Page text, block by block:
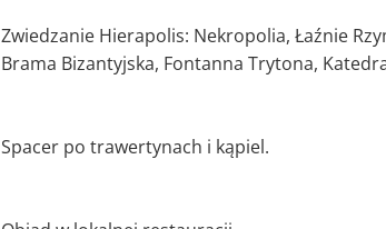
Zwiedzanie Hierapolis: Nekropolia, Łaźnie
Brama Bizantyjska, Fontanna Trytona,
Spacer po trawertynach i kąpiel.